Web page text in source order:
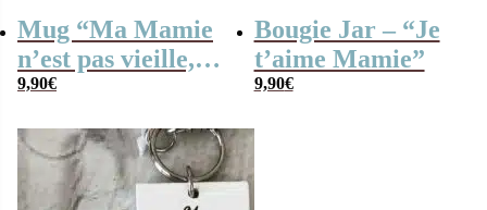
Mug “Ma Mamie
n’est pas vieille,
elle est Vintage”
9,90€
Bougie Jar – “Je
t’aime Mamie”
9,90€